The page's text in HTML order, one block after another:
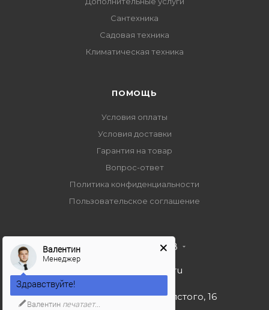
Сантехника
Садовая техника
Климатическая техника
ПОМОЩЬ
Условия оплаты
Условия доставки
Гарантия на товар
Вопрос-ответ
Политика конфиденциальности
Пользовательское соглашение
+7 495 989 53 38
import-bt@bk.ru
г. Москва, ул. Льва Толстого, 16
Валентин
Менеджер
Здравствуйте!
Валентин печатает...